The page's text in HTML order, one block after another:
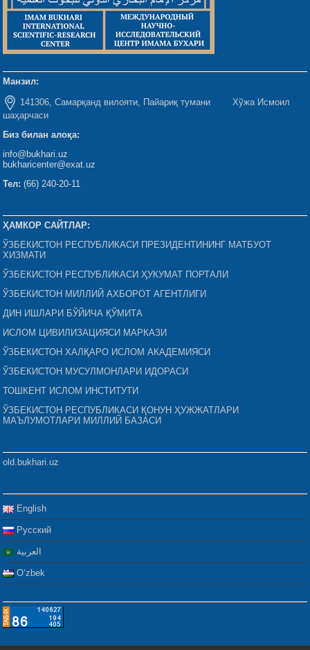
Манзил:
141306, Самарқанд вилояти, Пайариқ тумани Хўжа Исмоил
шаҳарчаси
Биз билан алоқа:
info@bukhari.uz
bukharicenter@exat.uz
Тел: (66) 240-20-11
ҲАМКОР САЙТЛАР:
ЎЗБЕКИСТОН РЕСПУБЛИКАСИ ПРЕЗИДЕНТИНИНГ МАТБУОТ
ХИЗМАТИ
ЎЗБЕКИСТОН РЕСПУБЛИКАСИ ҲУКУМАТ ПОРТАЛИ
ЎЗБЕКИСТОН МИЛЛИЙ АХБОРОТ АГЕНТЛИГИ
ДИН ИШЛАРИ БЎЙИЧА ҚЎМИТА
ИСЛОМ ЦИВИЛИЗАЦИЯСИ МАРКАЗИ
ЎЗБЕКИСТОН ХАЛҚАРО ИСЛОМ АКАДЕМИЯСИ
ЎЗБЕКИСТОН МУСУЛМОНЛАРИ ИДОРАСИ
ТОШКЕНТ ИСЛОМ ИНСТИТУТИ
ЎЗБЕКИСТОН РЕСПУБЛИКАСИ ҚОНУН ҲУЖЖАТЛАРИ
МАЪЛУМОТЛАРИ МИЛЛИЙ БАЗАСИ
old.bukhari.uz
English
Русский
العربية
Oʻzbek